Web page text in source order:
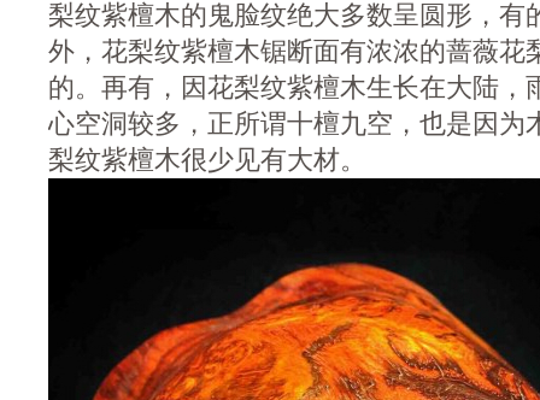
梨纹紫檀木的鬼脸纹绝大多数呈圆形，有
外，花梨纹紫檀木锯断面有浓浓的蔷薇花
的。再有，因花梨纹紫檀木生长在大陆，
心空洞较多，正所谓十檀九空，也是因为
梨纹紫檀木很少见有大材。